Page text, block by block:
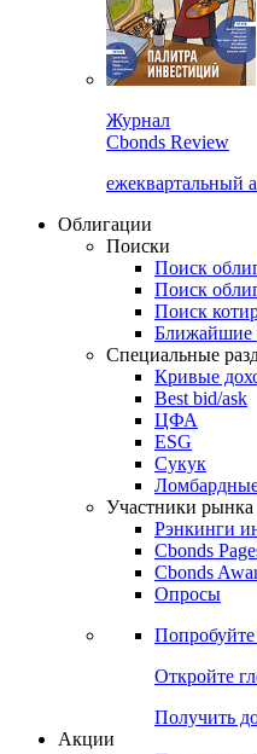
Журнал
Cbonds Review
ежеквартальный
Облигации
Поиски
Поиск
Поиск
Поиск
Ближайшие
Специальные
Кривые
Best bid/ask
ЦФА
ESG
Сукук
Ломбардные
Участники рынка
Рэнкинги
Cbonds
Cbonds
Опросы
Попробуйте